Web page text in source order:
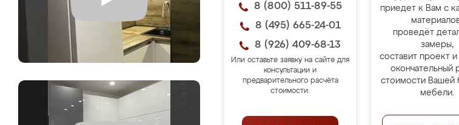
8 (800) 511-89-55
8 (495) 665-24-01
8 (926) 409-68-13
Или оставьте заявку на сайте для
консультации и
предварительного расчёта
стоимости.
приедет к Вам с
проведёт
замеры,
составит проект
окончательный
стоимости Вашей
мебели.